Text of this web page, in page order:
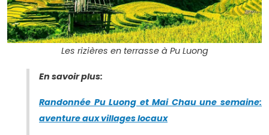
Les rizières en terrasse à Pu Luong
En savoir plus:
Randonnée Pu Luong et Mai Chau une semaine:
aventure aux villages locaux